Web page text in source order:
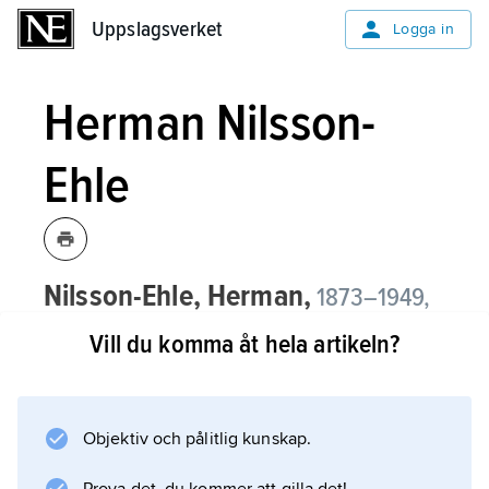
Uppslagsverket Logga in
Herman Nilsson-
Ehle
Nilsson-Ehle, Herman, 1873–1949,
botanist, ärftlighetsforskare, professor i
fysiologisk botanik vid Lunds universitet
(Sveriges första) 1917–38, chef för
Sveriges utsädesförening i Svalöv 1925–
Vill du komma åt hela artikeln?
Objektiv och pålitlig kunskap.